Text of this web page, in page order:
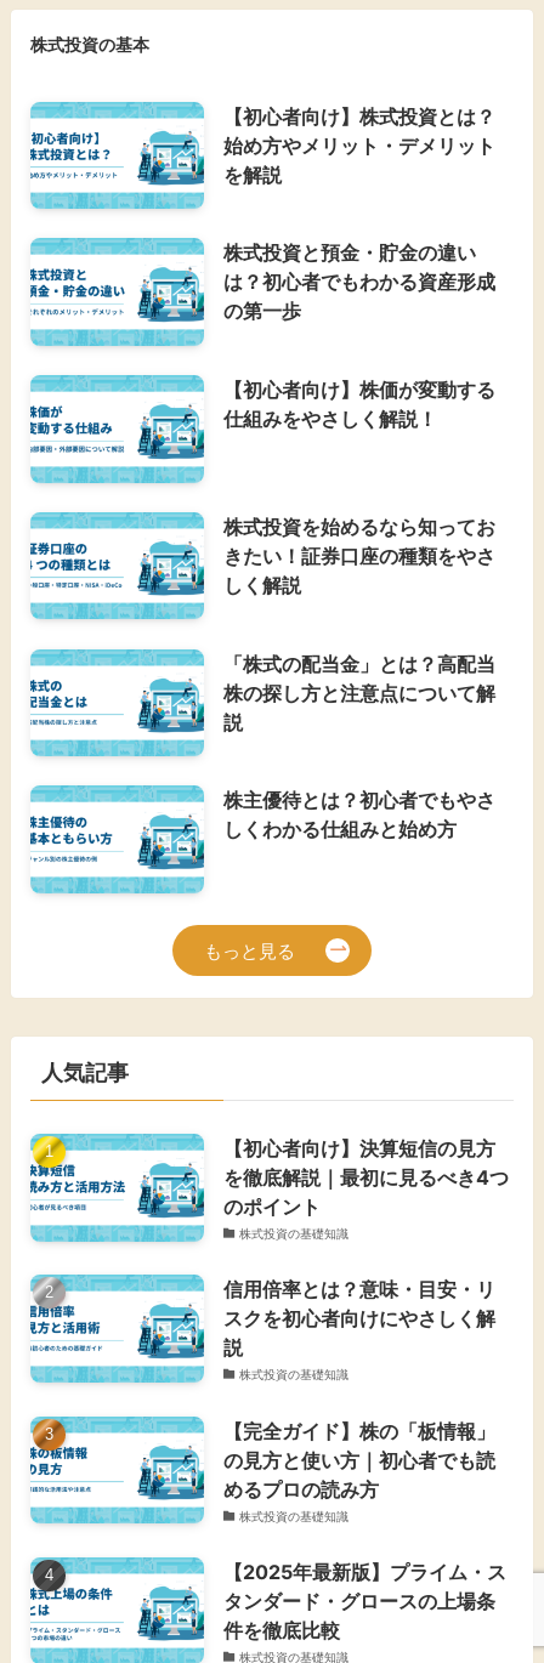
株式投資の基本
【初心者向け】株式投資とは？
始め方やメリット・デメリット
を解説
株式投資と預金・貯金の違い
は？初心者でもわかる資産形成
の第一歩
【初心者向け】株価が変動する
仕組みをやさしく解説！
株式投資を始めるなら知ってお
きたい！証券口座の種類をやさ
しく解説
「株式の配当金」とは？高配当
株の探し方と注意点について解
説
株主優待とは？初心者でもやさ
しくわかる仕組みと始め方
もっと見る
人気記事
【初心者向け】決算短信の見方
を徹底解説｜最初に見るべき4つ
のポイント
株式投資の基礎知識
信用倍率とは？意味・目安・リ
スクを初心者向けにやさしく解
説
株式投資の基礎知識
【完全ガイド】株の「板情報」
の見方と使い方｜初心者でも読
めるプロの読み方
株式投資の基礎知識
【2025年最新版】プライム・ス
タンダード・グロースの上場条
件を徹底比較
株式投資の基礎知識